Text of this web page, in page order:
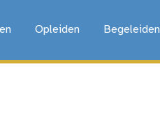
Opleiden Begeleiden